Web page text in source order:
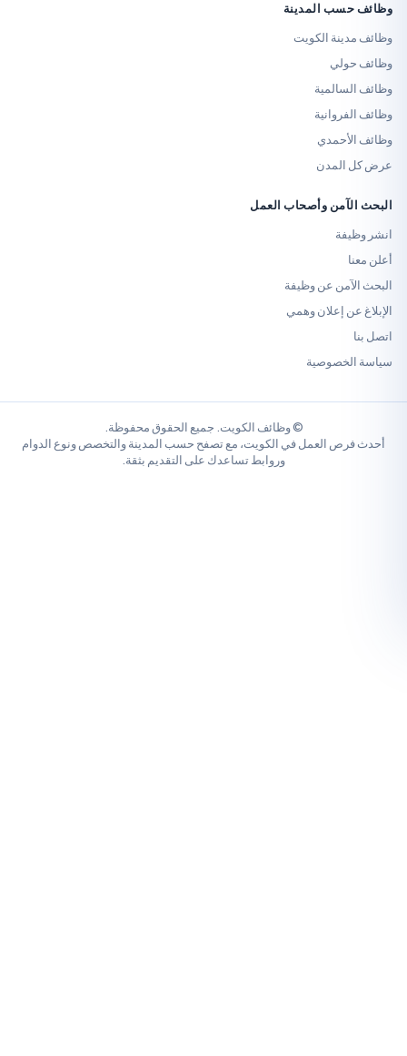
المدينة
الكويت
وأصحاب العمل
عن وظيفة
إعلان وهمي
© وظائف الكويت. جميع الحقوق محفوظة.
العمل في الكويت، مع تصفح حسب المدينة والتخصص ونوع الدوام
وروابط تساعدك على التقديم بثقة.